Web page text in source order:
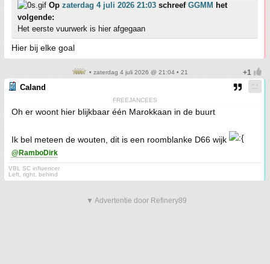
Op zaterdag 4 juli 2026 21:03 schreef GGMM het
volgende:
Het eerste vuurwerk is hier afgegaan
Hier bij elke goal
• zaterdag 4 juli 2026 @ 21:04 • 21
Caland
FREEJANCEES
Oh er woont hier blijkbaar één Marokkaan in de buurt
Ik bel meteen de wouten, dit is een roomblanke D66 wijk
@RamboDirk
VBL SC influencer
Left, right, behind
▼ Advertentie door Refinery89